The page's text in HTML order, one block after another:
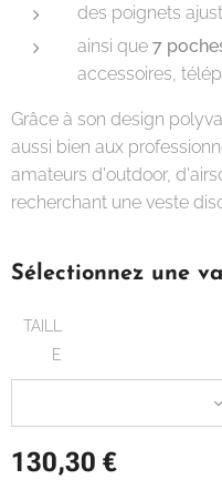
des poignets
ainsi que 7
accessoires,
Grâce à son design
aussi bien aux
amateurs d'outdoor,
recherchant une veste
Sélectionnez une
TAILL
E
130,30 €